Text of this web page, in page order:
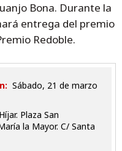
Bona. Durante la
entrega del premio
Redoble.
sábado, 21 de marzo
Plaza San
la Mayor. C/ Santa